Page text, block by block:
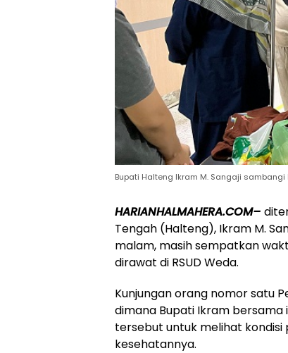
Bupati Halteng Ikram M. Sangaji sambangi
HARIANHALMAHERA.COM–
Tengah (Halteng), Ikram M.
malam, masih sempatkan
dirawat di RSUD Weda.
Kunjungan orang nomor satu
dimana Bupati Ikram bersama
tersebut untuk melihat
kesehatannya.